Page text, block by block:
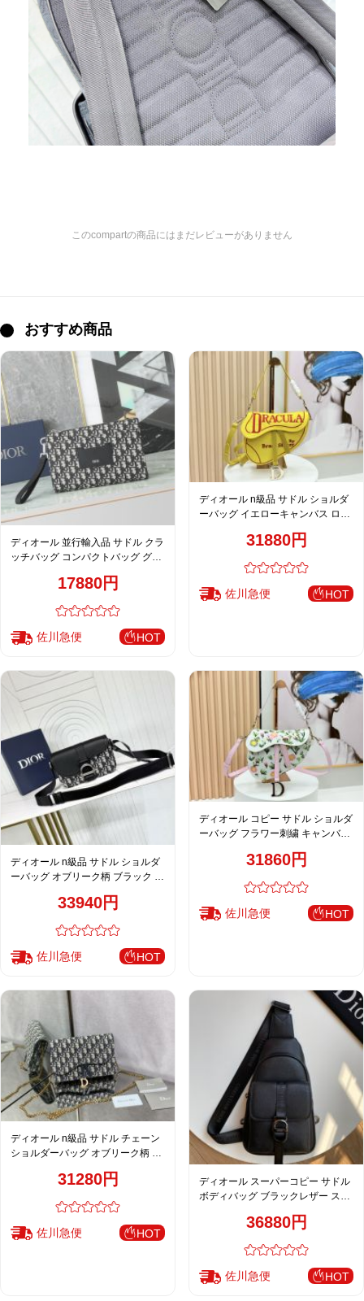
このcompartの商品にはまだレビューがありません
おすすめ商品
ディオール 並行輸入品 サドル クラ
ッチバッグ コンパクトバッグ グレ
17880円
佐川急便 HOT
ディオール n級品 サドル ショルダ
ーバッグ イエローキャンバス ロゴ
31880円
佐川急便 HOT
ディオール n級品 サドル ショルダ
ーバッグ オブリーク柄 ブラック コ
33940円
佐川急便 HOT
ディオール コピー サドル ショルダ
ーバッグ フラワー刺繍 キャンバス
31860円
佐川急便 HOT
ディオール n級品 サドル チェーン
ショルダーバッグ オブリーク柄 コ
31280円
佐川急便 HOT
ディオール スーパーコピー サドル
ボディバッグ ブラックレザー スリ
36880円
佐川急便 HOT